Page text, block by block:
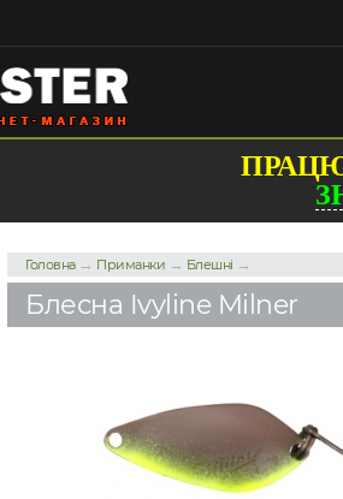
Головна→ Приманки → Блешні →
Блесна Ivyline Milner